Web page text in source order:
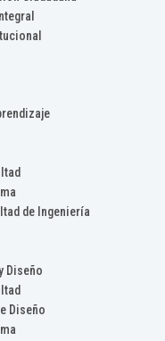
de Ingeniería
Diseño
Diseño